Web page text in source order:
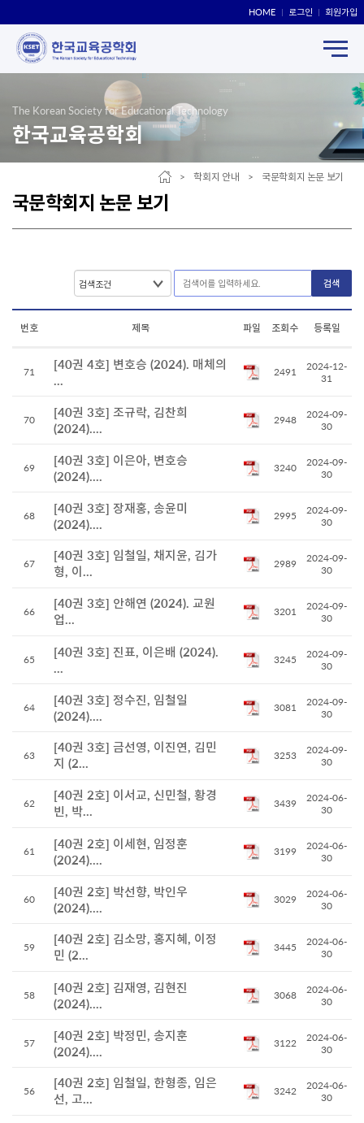
HOME 로그인 회원가입
The Korean Society for Educational Technology
한국교육공학회
국문학회지 논문 보기
> 학회지 안내 > 국문학회지 논문 보기
검색
번호 제목 파일 조회수 등록일
71
[40권 4호] 변호승 (2024). 매체의
...
2491
2024-12-
31
70
[40권 3호] 조규락, 김찬희
(2024)....
2948
2024-09-
30
69
[40권 3호] 이은아, 변호승
(2024)....
3240
2024-09-
30
68
[40권 3호] 장재홍, 송윤미
(2024)....
2995
2024-09-
30
67
[40권 3호] 임철일, 채지윤, 김가
형, 이...
2989
2024-09-
30
66
[40권 3호] 안해연 (2024). 교원
업...
3201
2024-09-
30
65
[40권 3호] 진표, 이은배 (2024).
...
3245
2024-09-
30
64
[40권 3호] 정수진, 임철일
(2024)....
3081
2024-09-
30
63
[40권 3호] 금선영, 이진연, 김민
지 (2...
3253
2024-09-
30
62
[40권 2호] 이서교, 신민철, 황경
빈, 박...
3439
2024-06-
30
61
[40권 2호] 이세현, 임정훈
(2024)....
3199
2024-06-
30
60
[40권 2호] 박선향, 박인우
(2024)....
3029
2024-06-
30
59
[40권 2호] 김소망, 홍지혜, 이정
민 (2...
3445
2024-06-
30
58
[40권 2호] 김재영, 김현진
(2024)....
3068
2024-06-
30
57
[40권 2호] 박정민, 송지훈
(2024)....
3122
2024-06-
30
56
[40권 2호] 임철일, 한형종, 임은
선, 고...
3242
2024-06-
30